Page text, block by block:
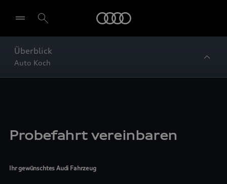
Überblick
Auto Koch